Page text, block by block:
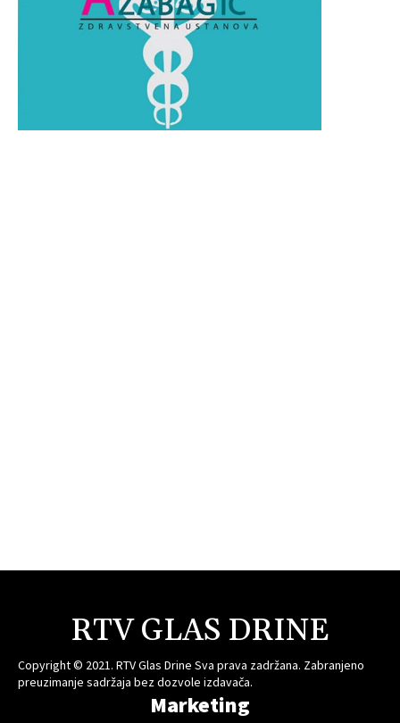
RTV GLAS DRINE
Copyright © 2021. RTV Glas Drine Sva prava zadržana. Zabranjeno
preuzimanje sadržaja bez dozvole izdavača.
Marketing